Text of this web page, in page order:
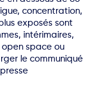
concentration,
exposés sont
intérimaires,
space ou
le communiqué